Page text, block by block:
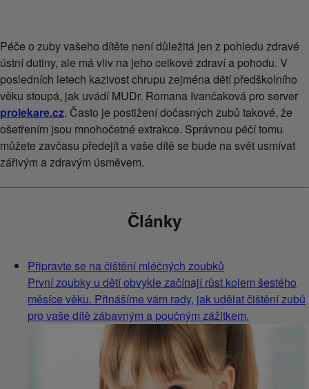
Péče o zuby vašeho dítěte není důležitá jen z pohledu zdravé
ústní dutiny, ale má vliv na jeho celkové zdraví a pohodu. V
posledních letech kazivost chrupu zejména dětí předškolního
věku stoupá, jak uvádí MUDr. Romana Ivančaková pro server
prolekare.cz. Často je postižení dočasných zubů takové, že
ošetřením jsou mnohočetné extrakce. Správnou péčí tomu
můžete zavčasu předejít a vaše dítě se bude na svět usmívat
zářivým a zdravým úsměvem.
Články
Připravte se na čištění mléčných zoubků
První zoubky u dětí obvykle začínají růst kolem šestého
měsíce věku. Přinášíme vám rady, jak udělat čištění zubů
pro vaše dítě zábavným a poučným zážitkem.